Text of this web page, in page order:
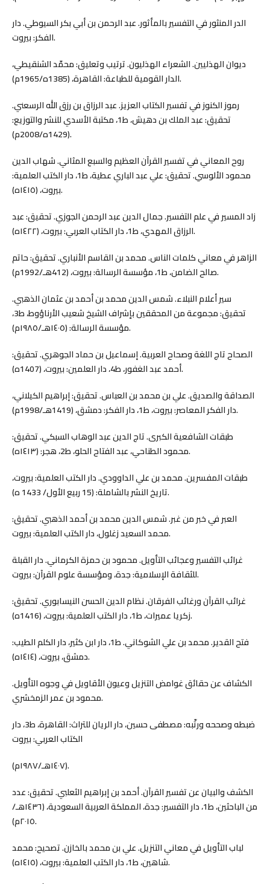
الدر المنثور في التفسير بالمأثور. عبد الرحمن بن أبي بكر السيوطي. دار
الفكر: بيروت.
ديوان الهذليين. الشعراء الهذليون. ترتيب وتعليق: محمّد الشنقيطي،
الدار القومية للطباعة: القاهرة، (1385ه/1965م).
رموز الكنوز في تفسير الكتاب العزيز. عبد الرزاق بن رزق الله الرسعني.
تحقيق: عبد الملك بن دهيش، ط1، مكتبة الأسدي للنشر والتوزيع:
(1429ه/2008م).
روح المعاني في تفسير القرآن العظيم والسبع المثاني. شهاب الدين
محمود الألوسي. تحقيق: علي عبد الباري عطية، ط1، دار الكتب العلمية:
بيروت، (١٤١٥ه).
زاد المسير في علم التفسير. جمال الدين عبد الرحمن الجوزي. تحقيق: عبد
الرزاق المهدي، ط1، دار الكتاب العربي: بيروت، (١٤٢٢ه).
الزاهر في معاني كلمات الناس. محمد بن القاسم الأنباري. تحقيق: حاتم
صالح الضامن، ط1، مؤسسة الرسالة: بيروت، (412هـ/1992م).
سير أعلام النبلاء. شمس الدين محمد بن أحمد بن عثمان الذهبي.
تحقيق: مجموعة من المحققين بإشراف الشيخ شعيب الأرناؤوط، ط3،
مؤسسة الرسالة: (١٤٠٥هـ/١٩٨٥م).
الصحاح تاج اللغة وصحاح العربية. إسماعيل بن حماد الجوهري. تحقيق:
أحمد عبد الغفور، ط4، دار العلمين: بيروت، (1407ه).
الصداقة والصديق. علي بن محمد بن العباس. تحقيق: إبراهيم الكيلاني،
دار الفكر المعاصر: بيروت، ط1، دار الفكر: دمشق، (1419هـ/1998م).
طبقات الشافعية الكبرى. تاج الدين عبد الوهاب السبكي. تحقيق:
محمود الطناحي، عبد الفتاح الحلو، ط2، هجر: (١٤١٣ه).
طبقات المفسرين. محمد بن علي الداوودي. دار الكتب العلمية: بيروت،
تاريخ النشر بالشاملة: (15 ربيع الأول/ 1433 ه).
العبر في خبر من غبر. شمس الدين محمد بن أحمد الذهبي. تحقيق:
محمد السعيد زغلول، دار الكتب العلمية: بيروت.
غرائب التفسير وعجائب التأويل. محمود بن حمزة الكرماني. دار القبلة
للثقافة الإسلامية: جدة، ومؤسسة علوم القرآن: بيروت.
غرائب القرآن ورغائب الفرقان. نظام الدين الحسن النيسابوري. تحقيق:
زكريا عميرات، ط1، دار الكتب العلمية: بيروت، (1416ه).
فتح القدير. محمد بن علي الشوكاني. ط1، دار ابن كثير، دار الكلم الطيب:
دمشق، بيروت، (١٤١٤ه).
الكشاف عن حقائق غوامض التنزيل وعيون الأقاويل في وجوه التأويل.
محمود بن عمر الزمخشري.
ضبطه وصححه ورتّبه: مصطفى حسين، دار الريان للتراث: القاهرة، ط3، دار
الكتاب العربي: بيروت
(١٤٠٧هـ/١٩٨٧م).
الكشف والبيان عن تفسير القرآن. أحمد بن إبراهيم الثعلبي. تحقيق: عدد
من الباحثين، ط1، دار التفسير: جدة، المملكة العربية السعودية، (١٤٣٦هـ/
٢٠١٥م).
لباب التأويل في معاني التنزيل. علي بن محمد بالخازن. تصحيح: محمد
شاهين، ط1، دار الكتب العلمية: بيروت، (١٤١٥ه).